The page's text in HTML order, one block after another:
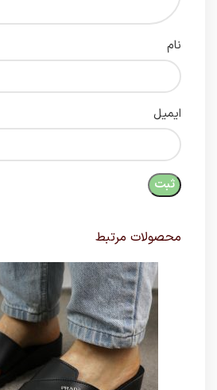
نام
ایمیل
محصولات مرتبط